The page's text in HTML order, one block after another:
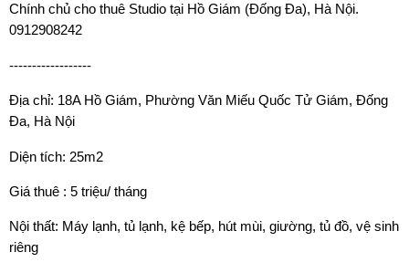
Chính chủ cho thuê Studio tại Hồ Giám (Đống Đa), Hà Nội.
0912908242
------------------
Địa chỉ: 18A Hồ Giám, Phường Văn Miếu Quốc Tử Giám, Đống
Đa, Hà Nội
Diện tích: 25m2
Giá thuê : 5 triệu/ tháng
Nội thất: Máy lạnh, tủ lạnh, kệ bếp, hút mùi, giường, tủ đồ, vệ sinh
riêng